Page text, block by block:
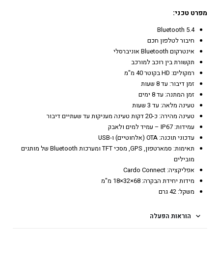
מפרט טכני:
Bluetooth 5.4
חיבור לטלפון חכם
אינטרקום Bluetooth אוניברסלי
תקשורת בין רוכב למורכב
רמקולים: HD בקוטר 40 מ"מ
זמן דיבור: עד 8 שעות
זמן המתנה: עד 8 ימים
טעינה מלאה: עד 3 שעות
טעינה מהירה: כ-20 דקות טעינה מעניקות עד שעתיים דיבור
עמידות: IP67 – עמיד למים ולאבק
עדכוני תוכנה: OTA (אלחוטיים) ו-USB
תאימות: סמארטפון, GPS, מסכי TFT ומערכות Bluetooth של מותגים
מובילים
אפליקציה: Cardo Connect
מידות יחידת הבקרה: 68×32×18 מ"מ
משקל: 42 גרם
הוראות הפעלה